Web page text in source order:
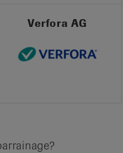
Verfora AG